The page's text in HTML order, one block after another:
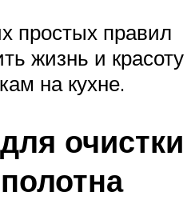
простых правил
жизнь и красоту
на кухне.
очистки